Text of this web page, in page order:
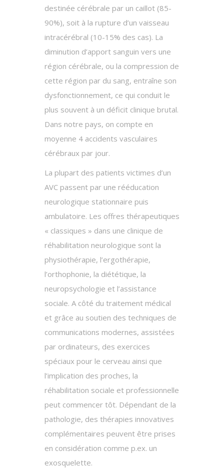
destinée cérébrale par un caillot (85-
90%), soit à la rupture d’un vaisseau
intracérébral (10-15% des cas). La
diminution d’apport sanguin vers une
région cérébrale, ou la compression de
cette région par du sang, entraîne son
dysfonctionnement, ce qui conduit le
plus souvent à un déficit clinique brutal.
Dans notre pays, on compte en
moyenne 4 accidents vasculaires
cérébraux par jour.
La plupart des patients victimes d’un
AVC passent par une rééducation
neurologique stationnaire puis
ambulatoire. Les offres thérapeutiques
« classiques » dans une clinique de
réhabilitation neurologique sont la
physiothérapie, l’ergothérapie,
l’orthophonie, la diététique, la
neuropsychologie et l’assistance
sociale. A côté du traitement médical
et grâce au soutien des techniques de
communications modernes, assistées
par ordinateurs, des exercices
spéciaux pour le cerveau ainsi que
l’implication des proches, la
réhabilitation sociale et professionnelle
peut commencer tôt. Dépendant de la
pathologie, des thérapies innovatives
complémentaires peuvent être prises
en considération comme p.ex. un
exosquelette.